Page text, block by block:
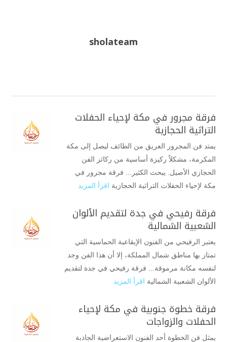
sholateam
فرقة مجرور في مكة لإحياء الحفلات
التراثية الحجازية
يمتد فن المجرور العريق من الطائف ليصل إلى مكة
المكرمة، مشكلاً ركيزة أساسية من ركائز الفن
الحجازي الأصيل. يبحث الكثير... فرقة مجرور في
مكة لإحياء الحفلات التراثية الحجازية اقرأ المزيد
فرقة رفيحي في جدة لتقديم الألوان
الشعبية الشمالية
يعتبر الرفيحي من الفنون الإيقاعية الحماسية التي
تمتاز بها مناطق شمال المملكة، إلا أن هذا الفن وجد
لنفسه مكانة مرموقة... فرقة رفيحي في جدة لتقديم
الألوان الشعبية الشمالية اقرأ المزيد
فرقة خطوة جنوبية في مكة لإحياء
الحفلات والزواجات
يمثل فن الخطوة أحد الفنون الاستعراضية الجاذبة